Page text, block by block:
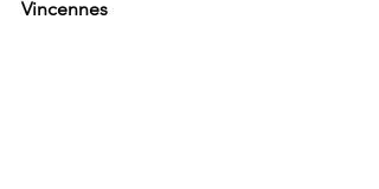
Vincennes